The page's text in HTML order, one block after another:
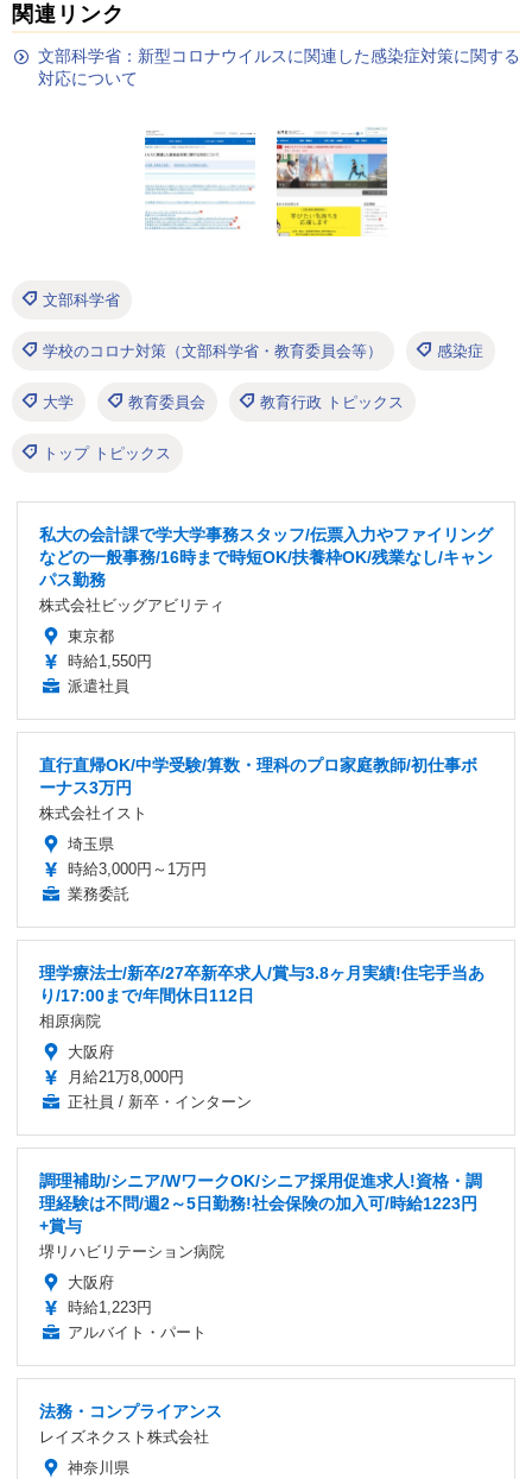
関連リンク
文部科学省：新型コロナウイルスに関連した感染症対策に関する
対応について
文部科学省
学校のコロナ対策（文部科学省・教育委員会等） 感染症
大学 教育委員会 教育行政 トピックス
トップ トピックス
私大の会計課で学大学事務スタッフ/伝票入力やファイリング
などの一般事務/16時まで時短OK/扶養枠OK/残業なし/キャン
パス勤務
株式会社ビッグアビリティ
東京都
時給1,550円
派遣社員
直行直帰OK/中学受験/算数・理科のプロ家庭教師/初仕事ボ
ーナス3万円
株式会社イスト
埼玉県
時給3,000円～1万円
業務委託
理学療法士/新卒/27卒新卒求人/賞与3.8ヶ月実績!住宅手当あ
り/17:00まで/年間休日112日
相原病院
大阪府
月給21万8,000円
正社員 / 新卒・インターン
調理補助/シニア/WワークOK/シニア採用促進求人!資格・調
理経験は不問/週2～5日勤務!社会保険の加入可/時給1223円
+賞与
堺リハビリテーション病院
大阪府
時給1,223円
アルバイト・パート
法務・コンプライアンス
レイズネクスト株式会社
神奈川県